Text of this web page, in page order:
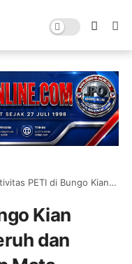
di Bungo Kian Menggila, Sungai Keruh dan Aparat Diduga Tutup Mata
Kian
dan